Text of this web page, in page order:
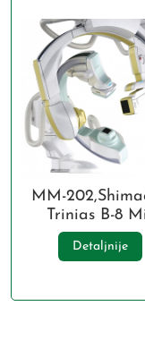
MM-
Trinias B-8
Detaljnije